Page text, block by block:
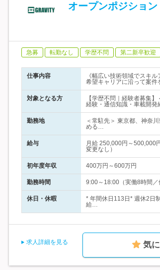
オープンポジション
急募 転勤なし 学歴不問 第二新卒歓迎
仕事内容
《幅広い技術領域でスキ
希望キャリアに沿って案件
対象となる方
【学歴不問｜経験者募集
経験・通信知識・車載開発
勤務地
＜常駐先＞ 東京都、神奈
める…
給与
月給 250,000円～500,000
変更なし）
初年度年収 400万円～600万円
勤務時間 9:00～18:00（実働8時間
休日・休暇
* 年間休日113日* 週休2日
給…
求人詳細を見る 気